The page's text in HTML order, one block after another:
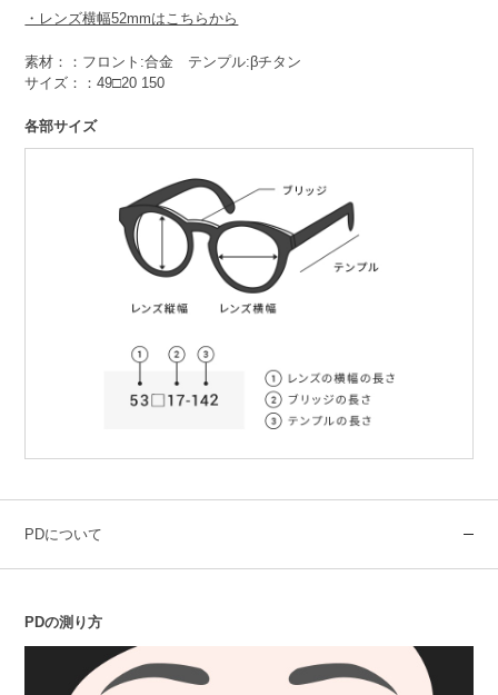
・レンズ横幅52mmはこちらから
素材：：フロント:合金 テンプル:βチタン
サイズ：：49□20 150
各部サイズ
PDについて
PDの測り方